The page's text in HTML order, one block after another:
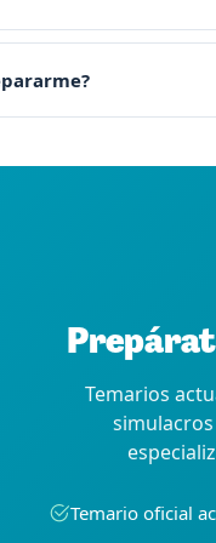
Temarios
Temario oficial